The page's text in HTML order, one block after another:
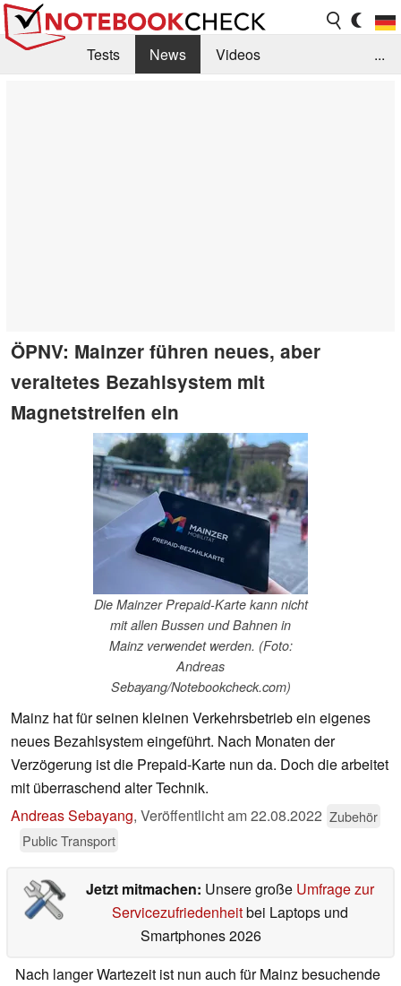
Tests News
Videos
...
ÖPNV: Mainzer führen neues, aber
veraltetes Bezahlsystem mit
Magnetstreifen ein
Die Mainzer Prepaid-Karte kann nicht
mit allen Bussen und Bahnen in
Mainz verwendet werden. (Foto:
Andreas
Sebayang/Notebookcheck.com)
Mainz hat für seinen kleinen Verkehrsbetrieb ein eigenes
neues Bezahlsystem eingeführt. Nach Monaten der
Verzögerung ist die Prepaid-Karte nun da. Doch die arbeitet
mit überraschend alter Technik.
Andreas Sebayang, Veröffentlicht am22.08.2022 Zubehör
Public Transport
Jetzt mitmachen: Unsere große Umfrage zur
Servicezufriedenheitbei Laptops und
Smartphones 2026
Nach langer Wartezeit ist nun auch für Mainz besuchende